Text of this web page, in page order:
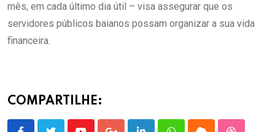
mês, em cada último dia útil – visa assegurar que os
servidores públicos baianos possam organizar a sua vida
financeira.
COMPARTILHE: